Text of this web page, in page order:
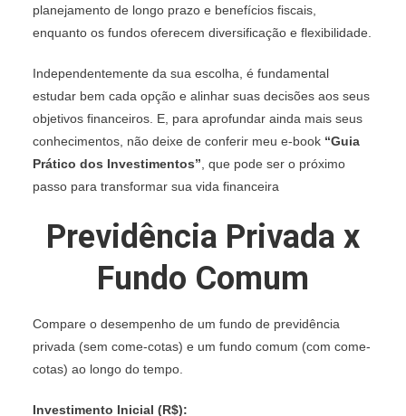
planejamento de longo prazo e benefícios fiscais,
enquanto os fundos oferecem diversificação e flexibilidade.
Independentemente da sua escolha, é fundamental
estudar bem cada opção e alinhar suas decisões aos seus
objetivos financeiros. E, para aprofundar ainda mais seus
conhecimentos, não deixe de conferir meu e-book “Guia
Prático dos Investimentos” , que pode ser o próximo
passo para transformar sua vida financeira
Previdência Privada x
Fundo Comum
Compare o desempenho de um fundo de previdência
privada (sem come-cotas) e um fundo comum (com come-
cotas) ao longo do tempo.
Investimento Inicial (R$):